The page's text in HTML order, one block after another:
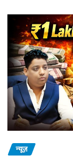
न्यूज़